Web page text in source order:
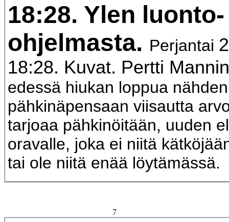
18:28. Ylen luonto-
ohjelmasta. Perjantai
18:28. Kuvat. Pertti
edessä hiukan loppua
pähkinäpensaan viisautta
tarjoaa pähkinöitään, uuden
oravalle, joka ei niitä
tai ole niitä enää löytämässä.
7